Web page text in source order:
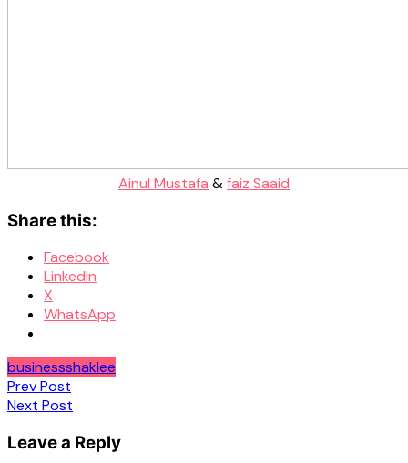
Ainul Mustafa &faiz Saaid
Share this:
Facebook
LinkedIn
X
WhatsApp
businessshaklee
Post
navigation
Prev Post
Next Post
Leave a Reply